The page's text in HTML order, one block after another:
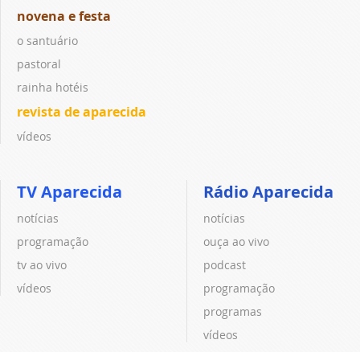
novena e festa
o santuário
pastoral
rainha hotéis
revista de aparecida
vídeos
TV Aparecida
notícias
programação
tv ao vivo
vídeos
Rádio Aparecida
notícias
ouça ao vivo
podcast
programação
programas
vídeos